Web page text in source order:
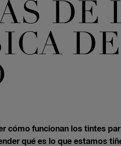
DE
cómo funcionan los tintes
qué es lo que estamos